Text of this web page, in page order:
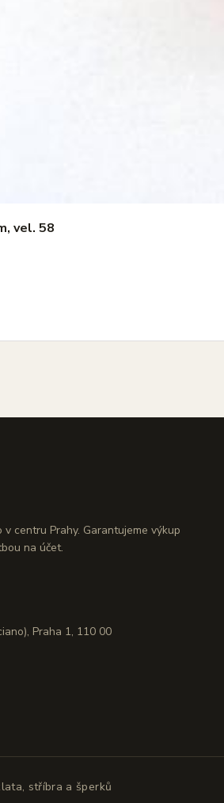
vel. 58
centru Prahy. Garantujeme výkup
na účet.
Praha 1, 110 00
stříbra a šperků